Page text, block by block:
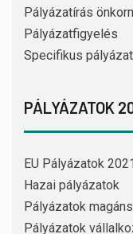
Pályázatírás
Pályázatfigyelés
Specifikus
PÁLYÁZATOK
EU Pályázatok
Hazai pályázatok
Pályázatok
Pályázatok